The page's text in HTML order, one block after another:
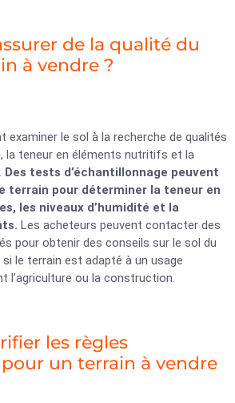
de la qualité du
à vendre ?
examiner le sol à la recherche de qualités
la teneur en éléments nutritifs et la
Des tests d’échantillonnage peuvent
terrain pour déterminer la teneur en
les niveaux d’humidité et la
Les acheteurs peuvent contacter des
pour obtenir des conseils sur le sol du
le terrain est adapté à un usage
l’agriculture ou la construction.
les règles
un terrain à vendre